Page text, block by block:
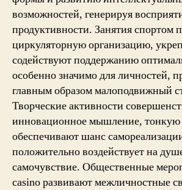
возможностей, генерируя
продуктивности. Занятия спортом
циркуляторную организацию,
содействуют поддержанию
особенно значимо для личностей,
главным образом малоподвижный
Творческие активности
инновационное мышление,
обеспечивают шанс
положительно воздействует на
самочувствие. Общественные
casino развивают межличностные